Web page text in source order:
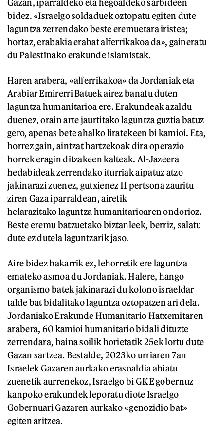
Gazan, iparraldeko eta hegoaldeko sarbideen
bidez. «Israelgo soldaduek oztopatu egiten dute
laguntza zerrendako beste eremuetara iristea;
hortaz, erabakia erabat alferrikakoa da», gaineratu
du Palestinako erakunde islamistak.
Haren arabera, «alferrikakoa» da Jordaniak eta
Arabiar Emirerri Batuek airez banatu duten
laguntza humanitarioa ere. Erakundeak azaldu
duenez, orain arte jaurtitako laguntza guztia batuz
gero, apenas bete ahalko liratekeen bi kamioi. Eta,
horrez gain, aintzat hartzekoak dira operazio
horrek eragin ditzakeen kalteak. Al-Jazeera
hedabideak zerrendako iturriak aipatuz atzo
jakinarazi zuenez, gutxienez 11 pertsona zauritu
ziren Gaza iparraldean, airetik
helarazitako laguntza humanitarioaren ondorioz.
Beste eremu batzuetako biztanleek, berriz, salatu
dute ez dutela laguntzarik jaso.
Aire bidez bakarrik ez, lehorretik ere laguntza
emateko asmoa du Jordaniak. Halere, hango
organismo batek jakinarazi du kolono israeldar
talde bat bidalitako laguntza oztopatzen ari dela.
Jordaniako Erakunde Humanitario Hatxemitaren
arabera, 60 kamioi humanitario bidali dituzte
zerrendara, baina soilik horietatik 25ek lortu dute
Gazan sartzea. Bestalde, 2023ko urriaren 7an
Israelek Gazaren aurkako erasoaldia abiatu
zuenetik aurrenekoz, Israelgo bi GKE gobernuz
kanpoko erakundek leporatu diote Israelgo
Gobernuari Gazaren aurkako «genozidio bat»
egiten aritzea.